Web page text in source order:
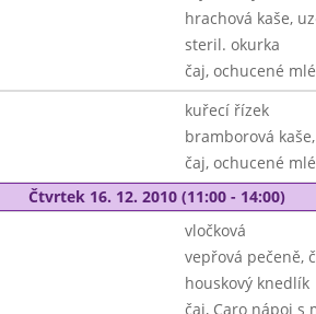
hrachová kaše,
steril. okurka
čaj, ochucené
kuřecí řízek
bramborová
čaj, ochucené
Čtvrtek 16. 12. 2010 (11:00 - 14:00)
vločková
vepřová pečeně,
houskový knedlík
čaj, Caro nápoj s